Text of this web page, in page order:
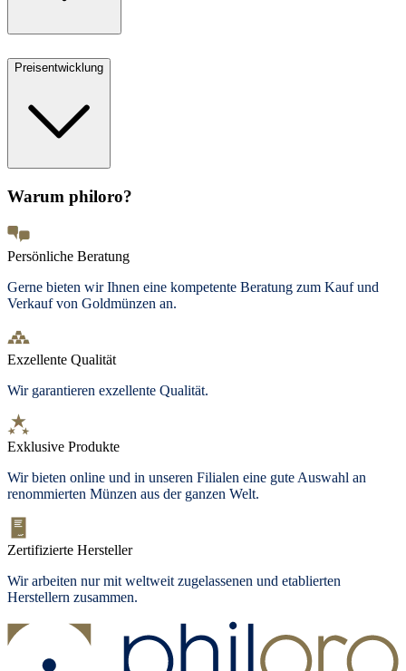
Preisentwicklung
Warum philoro?
Persönliche Beratung
Gerne bieten wir Ihnen eine kompetente Beratung zum Kauf und
Verkauf von Goldmünzen an.
Exzellente Qualität
Wir garantieren exzellente Qualität.
Exklusive Produkte
Wir bieten online und in unseren Filialen eine gute Auswahl an
renommierten Münzen aus der ganzen Welt.
Zertifizierte Hersteller
Wir arbeiten nur mit weltweit zugelassenen und etablierten
Herstellern zusammen.